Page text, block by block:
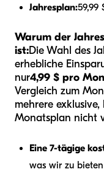
Jahresplan:59,99
Warum der
ist:Die Wahl des
erhebliche
nur4,99 $ pro
Vergleich zum
mehrere
Monatsplan nicht
Eine 7-tägige
was wir zu